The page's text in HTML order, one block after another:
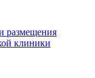
размещения
клиники